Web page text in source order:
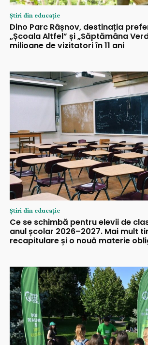
Știri din educație
Dino Parc Râșnov, destinația
„Școala Altfel” și „Săptămâna
milioane de vizitatori în 11 ani
Știri din educație
Ce se schimbă pentru elevii de
anul școlar 2026–2027. Mai mult
recapitulare și o nouă materie